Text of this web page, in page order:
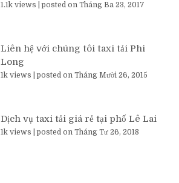
1.1k views posted on Tháng Ba 23, 2017
Liên hệ với chúng tôi taxi tải Phi
Long
1k views posted on Tháng Mười 26, 2015
Dịch vụ taxi tải giá rẻ tại phố Lê Lai
1k views posted on Tháng Tư 26, 2018